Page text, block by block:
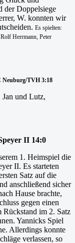
der Doppelsiege
W. konnten wir
Es spielten:
Herrmann, Peter
Neuburg/TVH 3:18
und Lutz,
II 14:0
1. Heimspiel die
II. Es starteten
Satz auf die
anschließend sicher
Hause brachte,
gegen einen
Rückstand im 2. Satz
Yannicks Spiel
Allerdings konnte
verlassen, so